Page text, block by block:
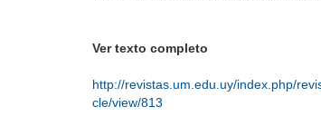
Ver texto completo
http://revistas.um.edu.uy/index.php/
cle/view/813